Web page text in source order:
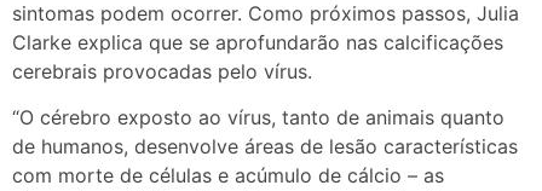
sintomas podem ocorrer. Como próximos passos, Julia
Clarke explica que se aprofundarão nas calcificações
cerebrais provocadas pelo vírus.
“O cérebro exposto ao vírus, tanto de animais quanto
de humanos, desenvolve áreas de lesão características
com morte de células e acúmulo de cálcio – as